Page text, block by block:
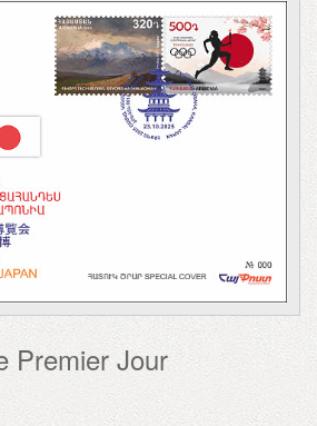
Premier Jour